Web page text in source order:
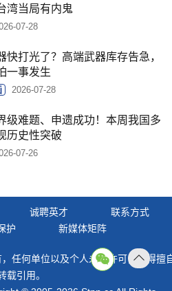
湾当局有内鬼
07-28
快打光了？高端武器库存告急，
一事发生
2026-07-28
级难题、申遗成功！本周我国多
历史性突破
07-26
诚聘英才
联系方式
护 新媒体矩阵
任何单位以及个人未经许可，不得擅
载引用。